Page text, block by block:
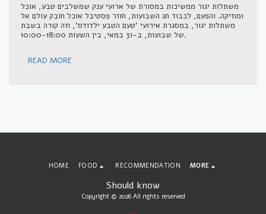
משתלות יגור ממשיכות במסורת של ארועי ענק שמשלבים טבע, אוכל
ומוזיקה. והפעם, לכבוד חג השבועות, חוזר פסטיבל אוכל חובק עולם אל
משתלות יגור, במסגרת אירועי 'טעם הטבע ילדודס', וזה קורה בשבת
של שבועות, ב-31 במאי, בין השעות 10:00-18:00.
READ MORE
Should know
Copyright © 2026 All rights reserved
HOME FOOD RECOMMENDATION MORE